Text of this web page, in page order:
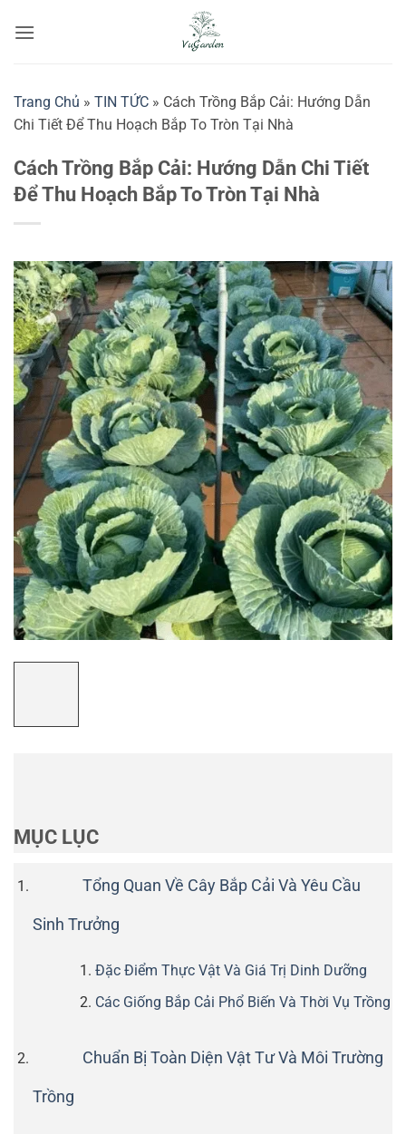
qua
Trang Chủ » TIN TỨC » Cách Trồng Bắp Cải: Hướng Dẫn
Chi Tiết Để Thu Hoạch Bắp To Tròn Tại Nhà
Cách Trồng Bắp Cải: Hướng Dẫn Chi Tiết
Để Thu Hoạch Bắp To Tròn Tại Nhà
MỤC LỤC
Tổng Quan Về Cây Bắp Cải Và Yêu Cầu
Sinh Trưởng
Đặc Điểm Thực Vật Và Giá Trị Dinh Dưỡng
Các Giống Bắp Cải Phổ Biến Và Thời Vụ Trồng
Chuẩn Bị Toàn Diện Vật Tư Và Môi Trường
Trồng